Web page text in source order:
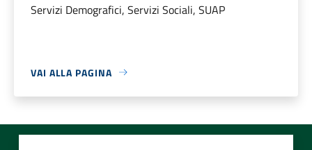
Servizi Demografici, Servizi Sociali, SUAP
VAI ALLA PAGINA